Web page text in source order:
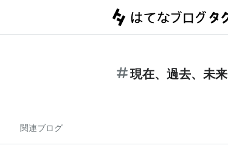
現在、過去、未来
関連ブログ